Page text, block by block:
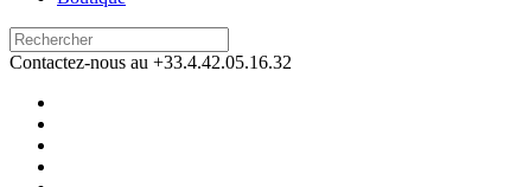
Contactez-nous au +33.4.42.05.16.32